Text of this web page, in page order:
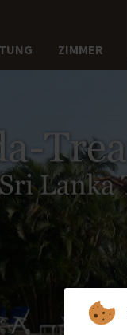
ZIMMER